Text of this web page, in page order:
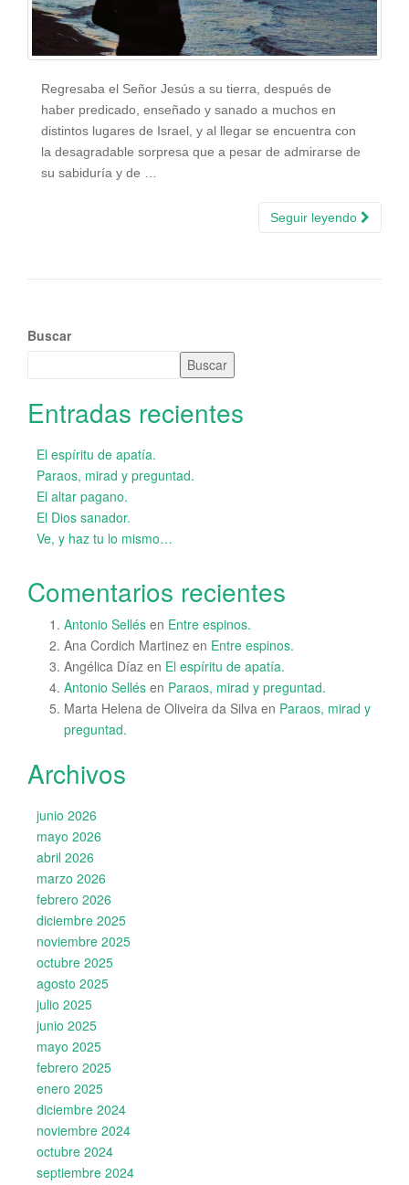
Regresaba el Señor Jesús a su tierra, después de
haber predicado, enseñado y sanado a muchos en
distintos lugares de Israel, y al llegar se encuentra con
la desagradable sorpresa que a pesar de admirarse de
su sabiduría y de …
Seguir leyendo
Buscar
Buscar
Entradas recientes
El espíritu de apatía.
Paraos, mirad y preguntad.
El altar pagano.
El Dios sanador.
Ve, y haz tu lo mismo…
Comentarios recientes
Antonio Sellés en Entre espinos.
Ana Cordich Martinez en Entre espinos.
Angélica Díaz en El espíritu de apatía.
Antonio Sellés en Paraos, mirad y preguntad.
Marta Helena de Oliveira da Silva en Paraos, mirad y
preguntad.
Archivos
junio 2026
mayo 2026
abril 2026
marzo 2026
febrero 2026
diciembre 2025
noviembre 2025
octubre 2025
agosto 2025
julio 2025
junio 2025
mayo 2025
febrero 2025
enero 2025
diciembre 2024
noviembre 2024
octubre 2024
septiembre 2024